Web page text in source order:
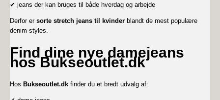
✔ jeans der kan bruges til både hverdag og arbejde
Derfor er sorte stretch jeans til kvinder blandt de mest populære
denim styles.
Find dine nye damejeans
hos Bukseoutlet.dk
Hos Bukseoutlet.dk finder du et bredt udvalg af: